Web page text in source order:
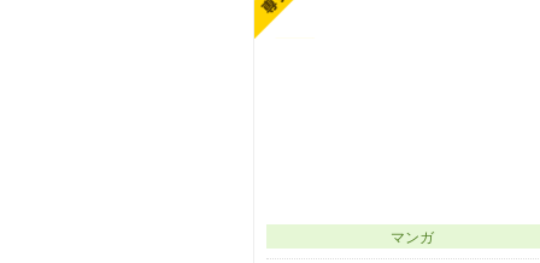
マンガ